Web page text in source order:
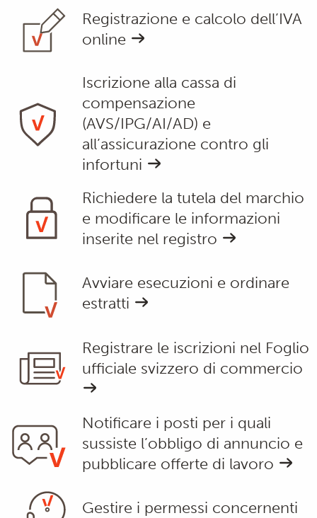
Registrazione e calcolo dell’IVA
online
Iscrizione alla cassa di
compensazione
(AVS/IPG/AI/AD) e
all’assicurazione contro gli
infortuni
Richiedere la tutela del marchio
e modificare le informazioni
inserite nel registro
Avviare esecuzioni e ordinare
estratti
Registrare le iscrizioni nel Foglio
ufficiale svizzero di commercio
Notificare i posti per i quali
sussiste l’obbligo di annuncio e
pubblicare offerte di lavoro
Gestire i permessi concernenti